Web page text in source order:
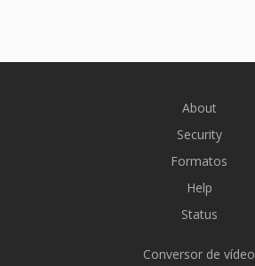
About
Security
Formatos
Help
Status
Conversor de vídeo